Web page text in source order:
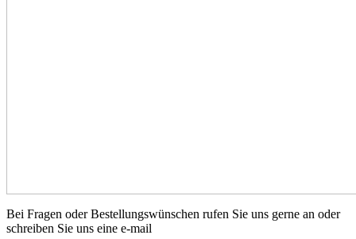
Bei Fragen oder Bestellungswünschen rufen Sie uns gerne an oder
schreiben Sie uns eine e-mail